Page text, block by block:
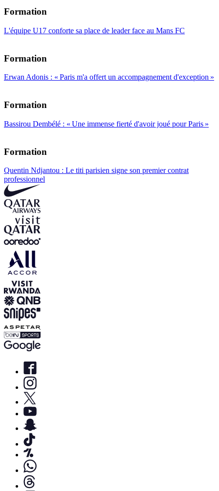
Formation
L'équipe U17 conforte sa place de leader face au Mans FC
Formation
Erwan Adonis : « Paris m'a offert un accompagnement d'exception »
Formation
Bassirou Dembélé : « Une immense fierté d'avoir joué pour Paris »
Formation
Quentin Ndjantou : Le titi parisien signe son premier contrat
professionnel